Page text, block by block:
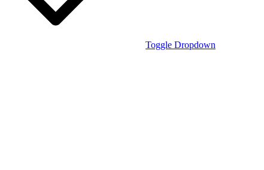
Toggle Dropdown